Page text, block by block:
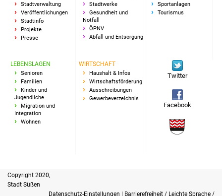
Stadtverwaltung
Veröffentlichungen
Stadtinfo
Projekte
Presse
Stadtwerke
Gesundheit und
Notfall
ÖPNV
Abfall und Entsorgung
Sportanlagen
Tourismus
LEBENSLAGEN
Senioren
Familien
Kinder und
Jugendliche
Migration und
Integration
Wohnen
WIRTSCHAFT
Haushalt & Infos
Wirtschaftsförderung
Ausschreibungen
Gewerbeverzeichnis
Twitter
Facebook
Copyright 2020,
Stadt Süßen
Datenschutz-Einstellungen | Barrierefreiheit / Leichte Sprache /